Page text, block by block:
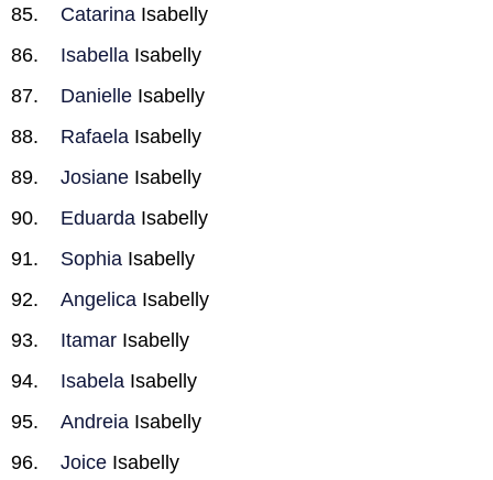
Catarina Isabelly
Isabella Isabelly
Danielle Isabelly
Rafaela Isabelly
Josiane Isabelly
Eduarda Isabelly
Sophia Isabelly
Angelica Isabelly
Itamar Isabelly
Isabela Isabelly
Andreia Isabelly
Joice Isabelly